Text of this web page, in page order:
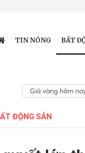
TIN NÓNG BẤT
Giá vàng hôm
ĐỘNG SẢN